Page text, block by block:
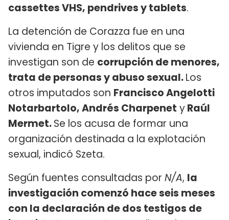
cassettes VHS, pendrives y tablets.
La detención de Corazza fue en una
vivienda en Tigre y los delitos que se
investigan son de corrupción de menores,
trata de personas y abuso sexual.Los
otros imputados son Francisco Angelotti
Notarbartolo, Andrés Charpenet yRaúl
Mermet.Se los acusa de formar una
organización destinada a la explotación
sexual, indicó Szeta.
Según fuentes consultadas por N/A, la
investigación comenzó hace seis meses
con la declaración de dos testigos de